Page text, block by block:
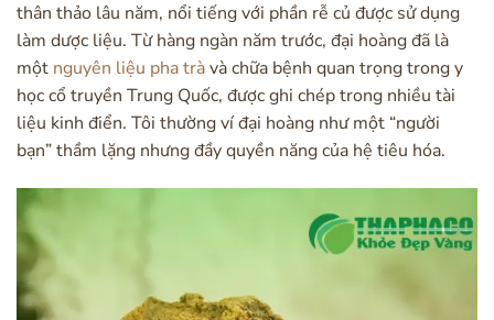
thân thảo lâu năm, nổi tiếng với phần rễ củ được sử dụng
làm dược liệu. Từ hàng ngàn năm trước, đại hoàng đã là
một nguyên liệu pha tràvà chữa bệnh quan trọng trong y
học cổ truyền Trung Quốc, được ghi chép trong nhiều tài
liệu kinh điển. Tôi thường ví đại hoàng như một “người
bạn” thầm lặng nhưng đầy quyền năng của hệ tiêu hóa.